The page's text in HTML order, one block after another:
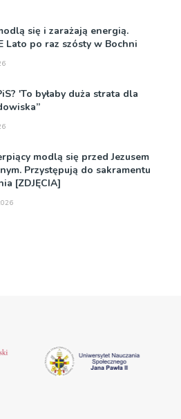
się i zarażają energią.
Lato po raz szósty w Bochni
'To byłaby duża strata dla
modlą się przed Jezusem
Przystępują do sakramentu
[ZDJĘCIA]